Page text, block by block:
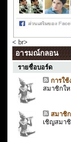
< br>
อารมณ์กลอน
รายชื่อบอร์ด
การใ
สมาชิกใ
สมาชิ
เชิญสมา